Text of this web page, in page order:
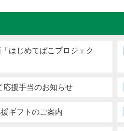
はじめてばこプロジェク
応援手当のお知らせ
ギフトのご案内